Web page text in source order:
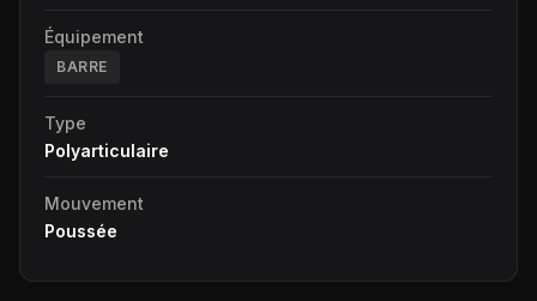
Équipement
BARRE
Type
Polyarticulaire
Mouvement
Poussée